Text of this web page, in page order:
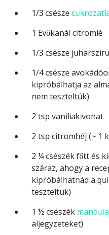
1/3 csésze
1 Evőkanál citromlé
1/3 csésze
1/4csésze
kipróbálhatja az
nem teszteltük)
2 tsp vaníliakivonat
2 tsp citromhéj (~ 1
2 ¼ csészék főtt és
száraz, ahogy a
kipróbálhatnád a
teszteltük)
1 ½ csészék
aljegyzeteket)